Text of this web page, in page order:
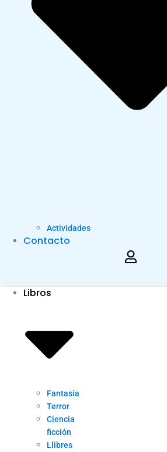
Actividades
Contacto
Libros
Fantasía
Terror
Ciencia
ficción
Llibres